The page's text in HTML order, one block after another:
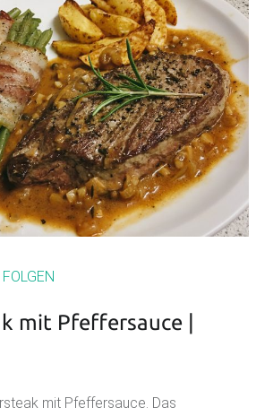
mit Pfeffersauce |
mit Pfeffersauce. Das